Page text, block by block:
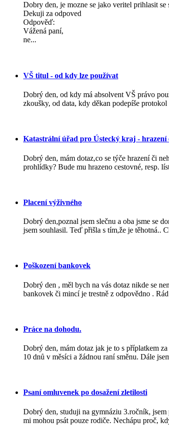
Dobry den, je mozne se jako veritel prihlasit
Dekuji za odpoved
Odpověď:
Vážená paní,
ne...
VŠ titul - od kdy lze používat
Dobrý den, od kdy má absolvent VŠ právo
zkoušky, od data, kdy děkan podepíše
Katastrální úřad pro Ústecký kraj - hrazení
Dobrý den, mám dotaz,co se týče hrazení či
prohlídky? Bude mu hrazeno cestovné, resp.
Placení výživného
Dobrý den,poznal jsem slečnu a oba jsme se
jsem souhlasil. Teď přišla s tím,že je těhotná..
Poškození bankovek
Dobrý den , měl bych na vás dotaz nikde se
bankovek či mincí je trestně z odpovědno .
Práce na dohodu.
Dobrý den, mám dotaz jak je to s příplatkem
10 dnů v měsíci a žádnou raní směnu. Dále
Psaní omluvenek po dosažení zletilosti
Dobrý den, studuji na gymnáziu 3.ročník,
mi mohou psát pouze rodiče. Nechápu proč,